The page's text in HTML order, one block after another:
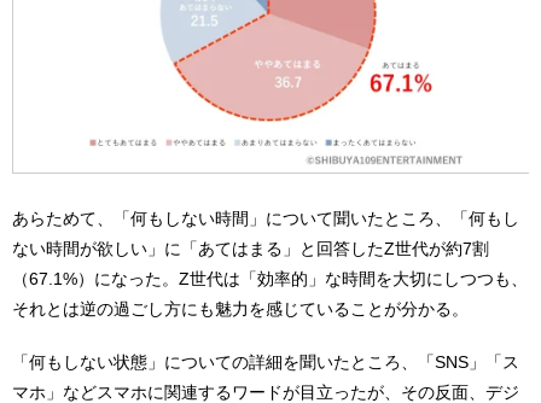
あらためて、「何もしない時間」について聞いたところ、「何もし
ない時間が欲しい」に「あてはまる」と回答したZ世代が約7割
（67.1%）になった。Z世代は「効率的」な時間を大切にしつつも、
それとは逆の過ごし方にも魅力を感じていることが分かる。
「何もしない状態」についての詳細を聞いたところ、「SNS」「ス
マホ」などスマホに関連するワードが目立ったが、その反面、デジ